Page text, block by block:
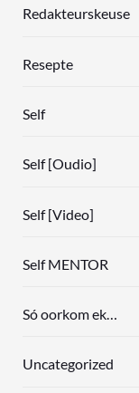
Redakteurskeuse
Resepte
Self
Self [Oudio]
Self [Video]
Self MENTOR
Só oorkom ek…
Uncategorized